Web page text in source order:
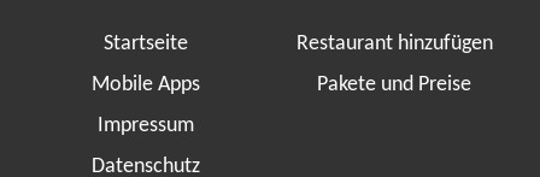
Startseite
Mobile Apps
Impressum
Datenschutz
Restaurant hinzufügen
Pakete und Preise